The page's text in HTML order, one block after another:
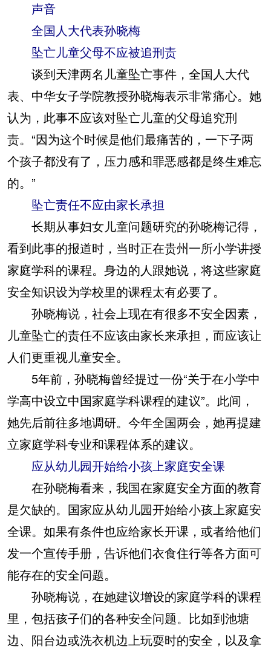
声音
全国人大代表孙晓梅
坠亡儿童父母不应被追刑责
谈到天津两名儿童坠亡事件，全国人大代
表、中华女子学院教授孙晓梅表示非常痛心。她
认为，此事不应该对坠亡儿童的父母追究刑
责。“因为这个时候是他们最痛苦的，一下子两
个孩子都没有了，压力感和罪恶感都是终生难忘
的。”
坠亡责任不应由家长承担
长期从事妇女儿童问题研究的孙晓梅记得，
看到此事的报道时，当时正在贵州一所小学讲授
家庭学科的课程。身边的人跟她说，将这些家庭
安全知识设为学校里的课程太有必要了。
孙晓梅说，社会上现在有很多不安全因素，
儿童坠亡的责任不应该由家长来承担，而应该让
人们更重视儿童安全。
5年前，孙晓梅曾经提过一份“关于在小学中
学高中设立中国家庭学科课程的建议”。此间，
她先后前往多地调研。今年全国两会，她再提建
立家庭学科专业和课程体系的建议。
应从幼儿园开始给小孩上家庭安全课
在孙晓梅看来，我国在家庭安全方面的教育
是欠缺的。国家应从幼儿园开始给小孩上家庭安
全课。如果有条件也应给家长开课，或者给他们
发一个宣传手册，告诉他们衣食住行等各方面可
能存在的安全问题。
孙晓梅说，在她建议增设的家庭学科的课程
里，包括孩子们的各种安全问题。比如到池塘
边、阳台边或洗衣机边上玩耍时的安全，以及拿